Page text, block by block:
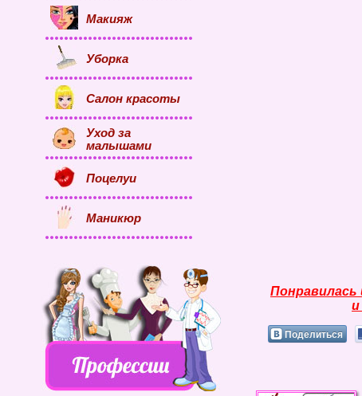
Понравилась
и
Поделиться
Макияж
Уборка
Салон красоты
Уход за
малышами
Поцелуи
Маникюр